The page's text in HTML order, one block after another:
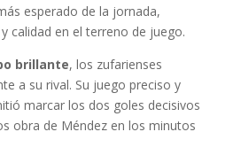
esperado de la jornada,
calidad en el terreno de juego.
brillante, los zufarienses
a su rival. Su juego preciso y
marcar los dos goles decisivos
obra de Méndez en los minutos